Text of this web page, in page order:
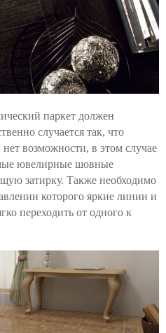
паркет должен
случается так, что
возможности, в этом случае
ювелирные шовные
затирку. Также необходимо
которого яркие линии и
переходить от одного к